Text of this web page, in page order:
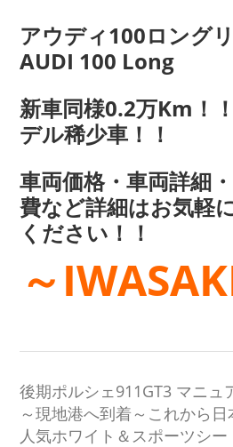
アウディ100ロン
AUDI 100 Long
新車同様0.2万Km！
デル稀少車！！
車両価格・車両詳細
費など詳細はお気軽
ください！！
～
後期ポルシェ911GT3 マニュ
～現地港へ到着～これから日
人気ホワイト＆スポーツシー